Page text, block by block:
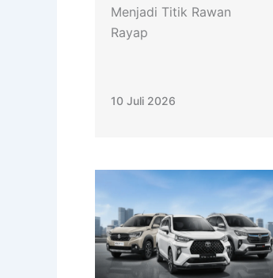
Menjadi Titik Rawan
Rayap
10 Juli 2026